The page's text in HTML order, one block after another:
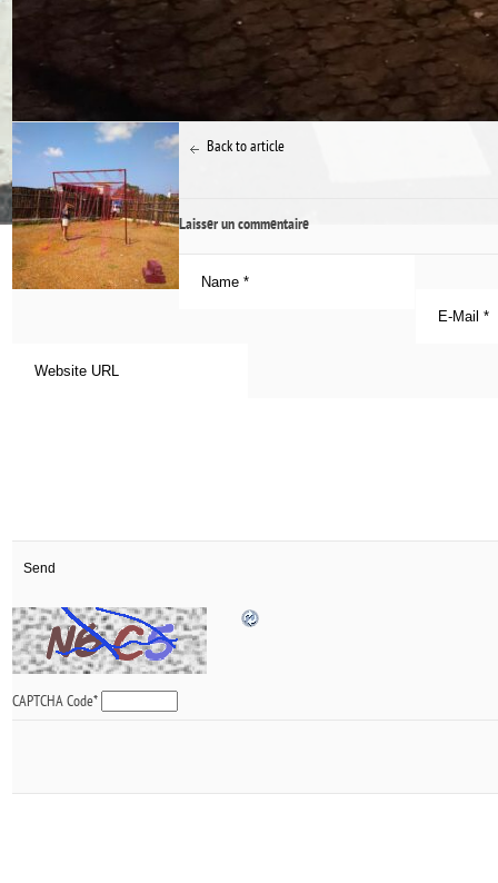
Back to article
Laisser un commentaire
CAPTCHA Code*